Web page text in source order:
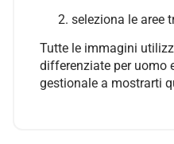
seleziona le aree
Tutte le immagini
differenziate per uomo
gestionale a mostrarti